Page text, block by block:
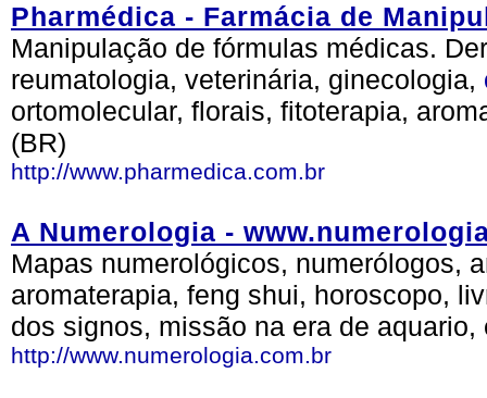
Pharmédica - Farmácia de
Manipulação de fórmulas médicas.
reumatologia, veterinária, ginecologia,
ortomolecular, florais, fitoterapia,
(BR)
http://www.pharmedica.com.br
A Numerologia -
Mapas numerológicos, numerólogos,
aromaterapia, feng shui, horoscopo,
dos signos, missão na era de aquario,
http://www.numerologia.com.br